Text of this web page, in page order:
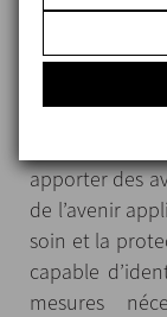
INOXPA se
la
Nous
apporter des
de l’avenir
soin et la
capable
mesures